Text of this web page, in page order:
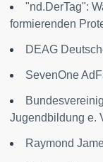
"nd.DerTag":
formierenden
DEAG
SevenOne
Jugendbildung e.
Raymond